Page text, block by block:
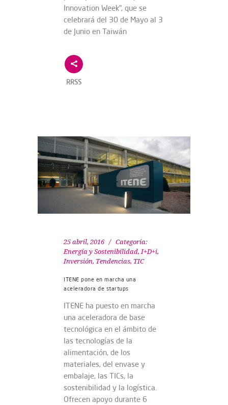
Innovation Week", que se
celebrará del 30 de Mayo al 3
de Junio en Taiwán
RRSS
25 abril, 2016
Categoría:
Energía y Sostenibilidad, I+D+i,
Inversión, Tendencias, TIC
ITENE pone en marcha una
aceleradora de startups
ITENE ha puesto en marcha
una aceleradora de base
tecnológica en el ámbito de
las tecnologías de la
alimentación, de los
materiales, del envase y
embalaje, las TICs, la
sostenibilidad y la logística.
Ofrecen apoyo durante 6